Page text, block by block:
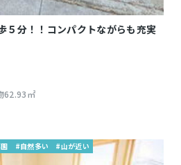
５分！！コンパクトながらも充実
62.93㎡
#自然多い #山が近い